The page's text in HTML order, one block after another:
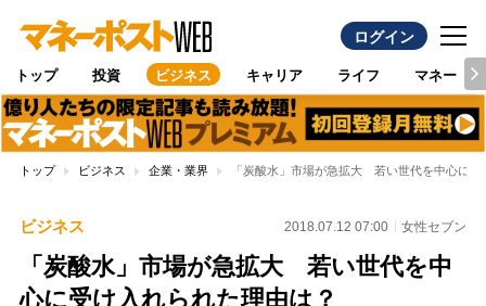
ログイン
トップ 投資 ビジネス キャリア ライフ マネー
トップ ビジネス 企業・業界 「炭酸水」市場が急拡大 若い世代を中心に受
ビジネス 2018.07.12 07:00 女性セブン
「炭酸水」市場が急拡大 若い世代を中
心に受け入れられた理由は？